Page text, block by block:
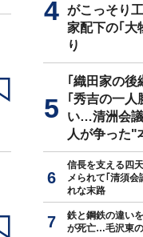
がこっそり
家配下の｢大
り
｢織田家の後
｢秀吉の一人
い…清洲会
人が争った"
信長を支える四
メられて｢清須会
れな末路
鉄と鋼鉄の違い
が死亡…毛沢東